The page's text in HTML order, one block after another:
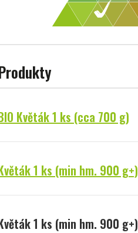
Květák 1 ks (cca 700 g)
1 ks (min hm. 900 g+)
1 ks (min hm. 900 g+)